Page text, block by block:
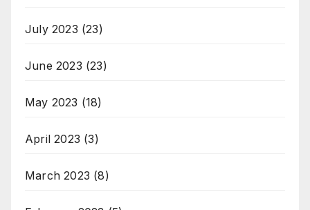
July 2023 (23)
June 2023 (23)
May 2023 (18)
April 2023 (3)
March 2023 (8)